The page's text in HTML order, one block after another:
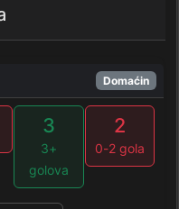
Domaćin
3
3+
golova
2
0-2 gola